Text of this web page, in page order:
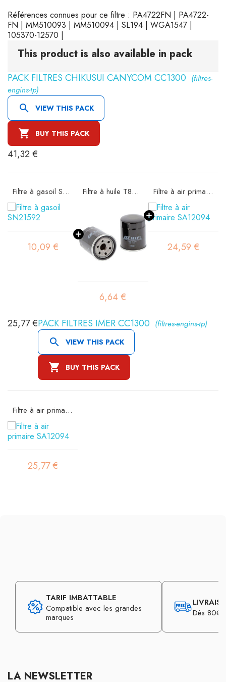
Références connues pour ce filtre : PA4722FN | PA4722-
FN | MM510093 | MM510094 | SL194 | WGA1547 |
105370-12570 |
This product is also available in pack
PACK FILTRES CHIKUSUI CANYCOM CC1300 (filtres-
engins-tp)
 VIEW THIS PACK
 BUY THIS PACK
41,32 €
Filtre à gasoil SN21592
10,09 €
Filtre à huile T8307
6,64 €
Filtre à air primaire SA12094
24,59 €
PACK FILTRES IMER CC1300 (filtres-engins-tp)
 VIEW THIS PACK
 BUY THIS PACK
25,77 €
Filtre à air primaire SA12094
25,77 €
TARIF IMBATTABLE
Compatible avec les grandes
marques
Dès 80€
LA NEWSLETTER